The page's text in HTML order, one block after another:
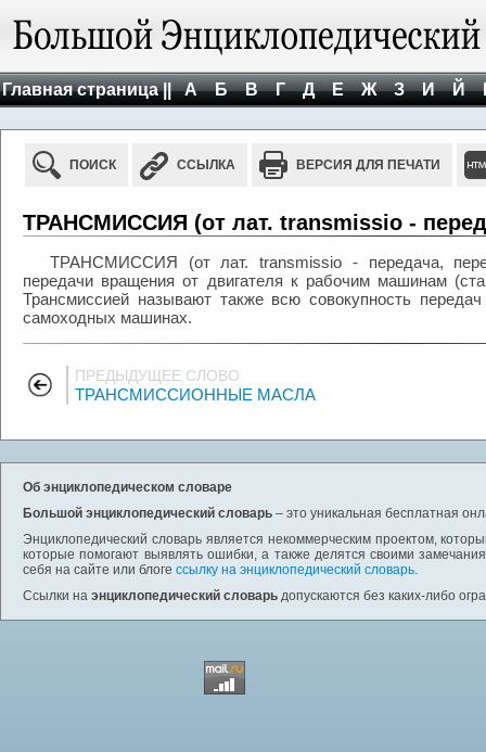
Главная страница || А Б В Г Д Е Ж З И Й
ПОИСК ССЫЛКА ВЕРСИЯ ДЛЯ ПЕЧАТИ
ТРАНСМИССИЯ (от лат. transmissio -
ТРАНСМИССИЯ (от лат. transmissio - передача,
передачи вращения от двигателя к рабочим машинам
Трансмиссией называют также всю совокупность
самоходных машинах.
ПРЕДЫДУЩЕЕ СЛОВО
ТРАНСМИССИОННЫЕ МАСЛА
Об энциклопедическом словаре
Большой энциклопедический словарь – это уникальная бесплатная
Энциклопедический словарь является некоммерческим проектом,
которые помогают выявлять ошибки, а также делятся своими
себя на сайте или блоге ссылку на энциклопедический словарь.
Ссылки на энциклопедический словарь допускаются без каких-либо